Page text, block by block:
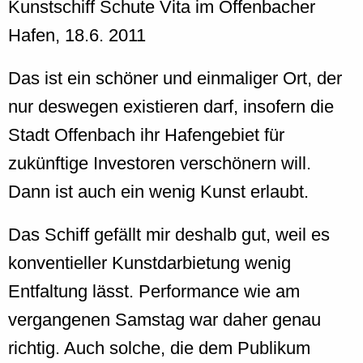
Kunstschiff Schute Vita im Offenbacher
Hafen, 18.6. 2011
Das ist ein schöner und einmaliger Ort, der
nur deswegen existieren darf, insofern die
Stadt Offenbach ihr Hafengebiet für
zukünftige Investoren verschönern will.
Dann ist auch ein wenig Kunst erlaubt.
Das Schiff gefällt mir deshalb gut, weil es
konventieller Kunstdarbietung wenig
Entfaltung lässt. Performance wie am
vergangenen Samstag war daher genau
richtig. Auch solche, die dem Publikum